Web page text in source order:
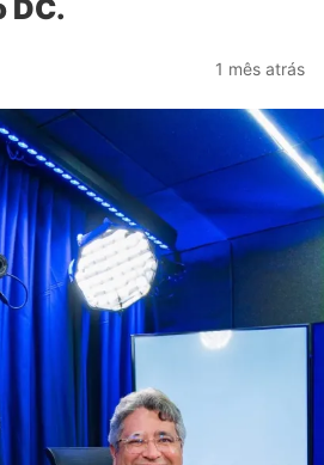
DC.
1 mês atrás